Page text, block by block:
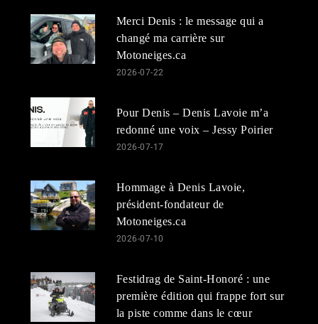
Merci Denis : le message qui a
changé ma carrière sur
Motoneiges.ca
2026-07-22
Pour Denis – Denis Lavoie m’a
redonné une voix – Jessy Poirier
2026-07-17
Hommage à Denis Lavoie,
président-fondateur de
Motoneiges.ca
2026-07-10
Festidrag de Saint-Honoré : une
première édition qui frappe fort sur
la piste comme dans le cœur